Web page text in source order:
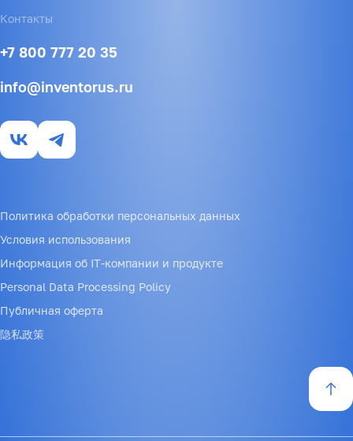
Контакты
+7 800 777 20 35
info@inventorus.ru
Политика обработки персональных данных
Условия использования
Информация об IT-компании и продукте
Personal Data Processing Policy
Публичная оферта
隐私政策